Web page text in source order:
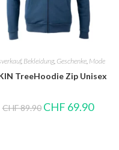
, Bekleidung, Geschenke, Mode
TreeHoodie Zip Unisex
CHF89.90 CHF 69.90